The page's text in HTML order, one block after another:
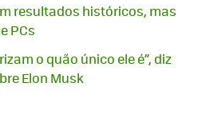
resultados históricos, mas
PCs
o quão único ele é”, diz
Elon Musk